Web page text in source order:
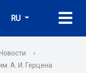
RU
Новости
›
А. И. Герцена